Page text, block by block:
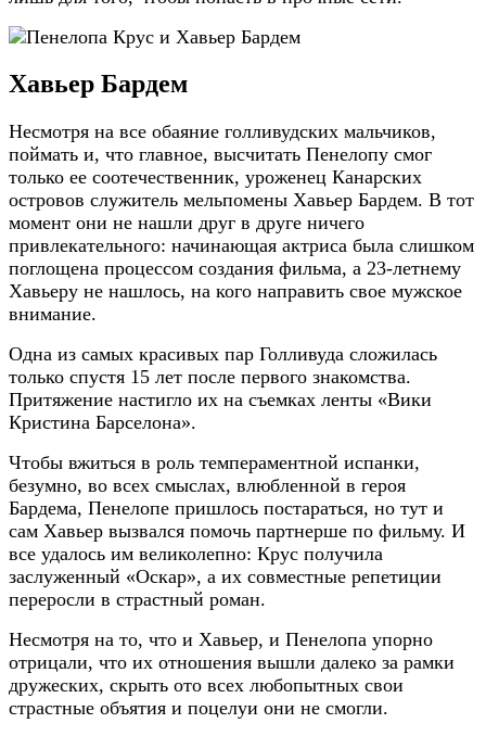
Хавьер Бардем
Несмотря на все обаяние голливудских мальчиков,
поймать и, что главное, высчитать Пенелопу смог
только ее соотечественник, уроженец Канарских
островов служитель мельпомены Хавьер Бардем. В тот
момент они не нашли друг в друге ничего
привлекательного: начинающая актриса была слишком
поглощена процессом создания фильма, а 23-летнему
Хавьеру не нашлось, на кого направить свое мужское
внимание.
Одна из самых красивых пар Голливуда сложилась
только спустя 15 лет после первого знакомства.
Притяжение настигло их на съемках ленты «Вики
Кристина Барселона».
Чтобы вжиться в роль темпераментной испанки,
безумно, во всех смыслах, влюбленной в героя
Бардема, Пенелопе пришлось постараться, но тут и
сам Хавьер вызвался помочь партнерше по фильму. И
все удалось им великолепно: Крус получила
заслуженный «Оскар», а их совместные репетиции
переросли в страстный роман.
Несмотря на то, что и Хавьер, и Пенелопа упорно
отрицали, что их отношения вышли далеко за рамки
дружеских, скрыть ото всех любопытных свои
страстные объятия и поцелуи они не смогли.